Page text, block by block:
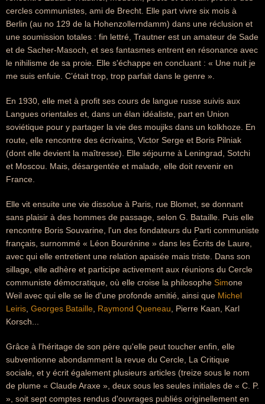
cercles communistes, ami de Brecht. Elle part vivre six mois à
Berlin (au no 129 de la Hohenzollerndamm) dans une réclusion et
une soumission totales : fin lettré, Trautner est un amateur de Sade
et de Sacher-Masoch, et ses fantasmes entrent en résonance avec
le nihilisme de sa proie. Elle s'échappe en concluant : « Une nuit je
me suis enfuie. C’était trop, trop parfait dans le genre ».
En 1930, elle met à profit ses cours de langue russe suivis aux
Langues orientales et, dans un élan idéaliste, part en Union
soviétique pour y partager la vie des moujiks dans un kolkhoze. En
route, elle rencontre des écrivains, Victor Serge et Boris Pilniak
(dont elle devient la maîtresse). Elle séjourne à Leningrad, Sotchi
et Moscou. Mais, désargentée et malade, elle doit revenir en
France.
Elle vit ensuite une vie dissolue à Paris, rue Blomet, se donnant
sans plaisir à des hommes de passage, selon G. Bataille. Puis elle
rencontre Boris Souvarine, l'un des fondateurs du Parti communiste
français, surnommé « Léon Bourénine » dans les Écrits de Laure,
avec qui elle entretient une relation apaisée mais triste. Dans son
sillage, elle adhère et participe activement aux réunions du Cercle
communiste démocratique, où elle croise la philosophe Simone
Weil avec qui elle se lie d'une profonde amitié, ainsi que Michel
Leiris Georges Bataille Raymond Queneau , Pierre Kaan, Karl
Korsch...
Grâce à l'héritage de son père qu'elle peut toucher enfin, elle
subventionne abondamment la revue du Cercle, La Critique
sociale, et y écrit également plusieurs articles (treize sous le nom
de plume « Claude Araxe », deux sous les seules initiales de « C. P.
», soit sept comptes rendus d'ouvrages publiés originellement en